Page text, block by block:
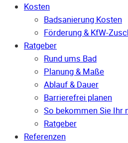
Kosten
Badsanierung Kosten
Förderung & KfW-
Ratgeber
Rund ums Bad
Planung & Maße
Ablauf & Dauer
Barrierefrei planen
So bekommen Sie Ihr
Ratgeber
Referenzen